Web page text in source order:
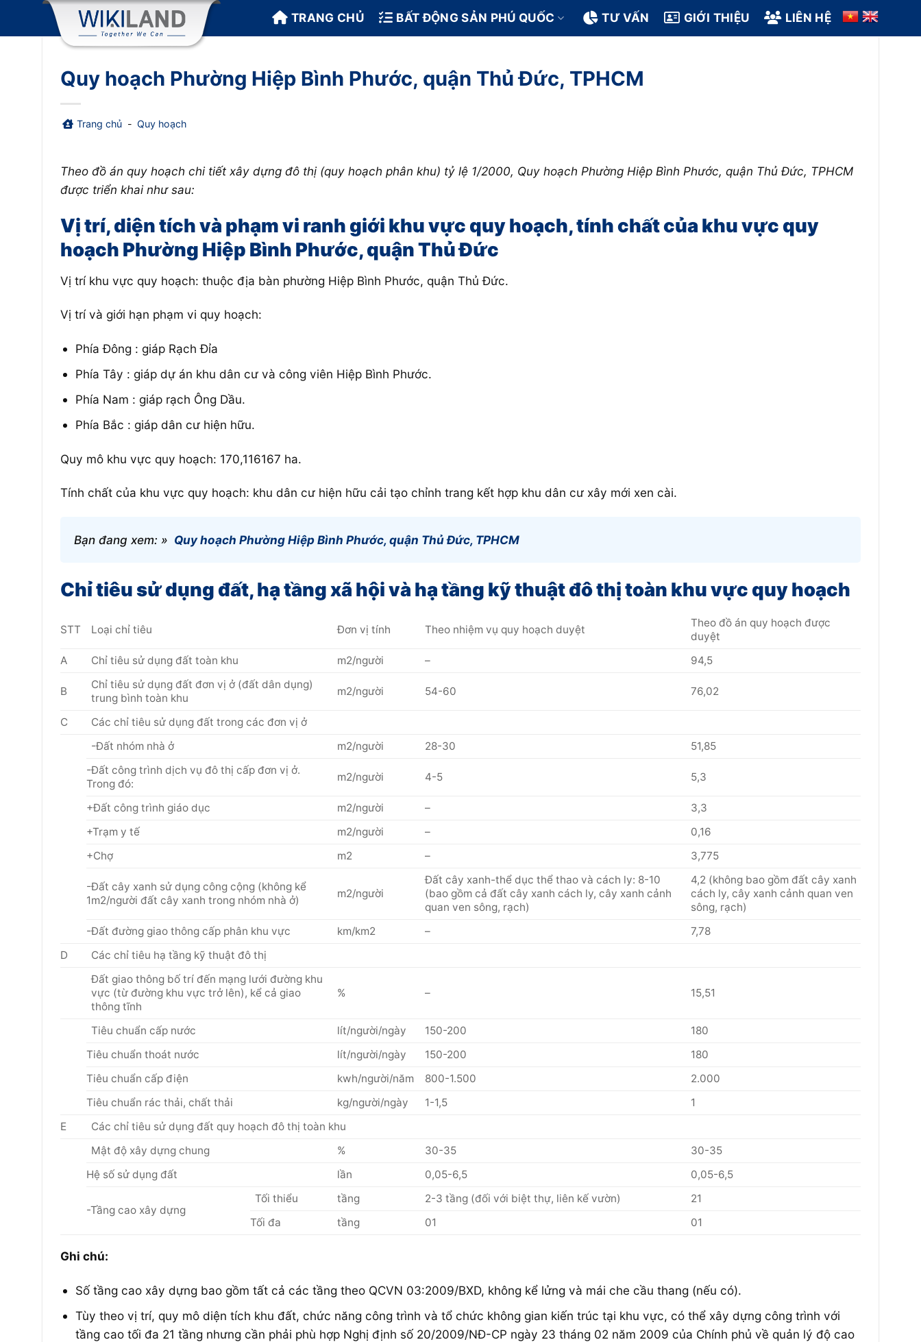
TRANG CHỦ BẤT ĐỘNG SẢN PHÚ QUỐC TƯ VẤN GIỚI THIỆU LIÊN HỆ
Quy hoạch Phường Hiệp Bình Phước, quận Thủ Đức, TPHCM
Trang chủ - Quy hoạch
Theo đồ án quy hoạch chi tiết xây dựng đô thị (quy hoạch phân khu) tỷ lệ 1/2000, Quy hoạch Phường Hiệp Bình Phước, quận Thủ Đức, TPHCM
được triển khai như sau:
Vị trí, diện tích và phạm vi ranh giới khu vực quy hoạch, tính chất của khu vực quy
hoạch Phường Hiệp Bình Phước, quận Thủ Đức
Vị trí khu vực quy hoạch: thuộc địa bàn phường Hiệp Bình Phước, quận Thủ Đức.
Vị trí và giới hạn phạm vi quy hoạch:
Phía Đông : giáp Rạch Đỉa
Phía Tây : giáp dự án khu dân cư và công viên Hiệp Bình Phước.
Phía Nam : giáp rạch Ông Dầu.
Phía Bắc : giáp dân cư hiện hữu.
Quy mô khu vực quy hoạch: 170,116167 ha.
Tính chất của khu vực quy hoạch: khu dân cư hiện hữu cải tạo chỉnh trang kết hợp khu dân cư xây mới xen cài.
Bạn đang xem: » Quy hoạch Phường Hiệp Bình Phước, quận Thủ Đức, TPHCM
Chỉ tiêu sử dụng đất, hạ tầng xã hội và hạ tầng kỹ thuật đô thị toàn khu vực quy hoạch
STT Loại chỉ tiêu Đơn vị tính Theo nhiệm vụ quy hoạch duyệt
Theo đồ án quy hoạch được
duyệt
A
Chỉ tiêu sử dụng đất toàn khu m2/người – 94,5
B
Chỉ tiêu sử dụng đất đơn vị ở (đất dân dụng)
trung bình toàn khu
m2/người 54-60 76,02
C
Các chỉ tiêu sử dụng đất trong các đơn vị ở
-Đất nhóm nhà ở
m2/người 28-30
51,85
-Đất công trình dịch vụ đô thị cấp đơn vị ở.
Trong đó:
m2/người 4-5 5,3
+Đất công trình giáo dục m2/người –
3,3
+Trạm y tế
m2/người –
0,16
+Chợ
m2 – 3,775
-Đất cây xanh sử dụng công cộng (không kể
1m2/người đất cây xanh trong nhóm nhà ở)
m2/người
Đất cây xanh-thể dục thể thao và cách ly: 8-10
(bao gồm cả đất cây xanh cách ly, cây xanh cảnh
quan ven sông, rạch)
4,2 (không bao gồm đất cây xanh
cách ly, cây xanh cảnh quan ven
sông, rạch)
-Đất đường giao thông cấp phân khu vực
km/km2 –
7,78
D
Các chỉ tiêu hạ tầng kỹ thuật đô thị
Đất giao thông bố trí đến mạng lưới đường khu
vực (từ đường khu vực trở lên), kể cả giao
thông tĩnh
% – 15,51
Tiêu chuẩn cấp nước lít/người/ngày 150-200
180
Tiêu chuẩn thoát nước
lít/người/ngày 150-200
180
Tiêu chuẩn cấp điện
kwh/người/năm 800-1.500
2.000
Tiêu chuẩn rác thải, chất thải
kg/người/ngày 1-1,5
1
E
Các chỉ tiêu sử dụng đất quy hoạch đô thị toàn khu
Mật độ xây dựng chung
% 30-35
30-35
Hệ số sử dụng đất
lần 0,05-6,5 0,05-6,5
-Tầng cao xây dựng
Tối thiểu tầng 2-3 tầng (đối với biệt thự, liên kế vườn)
21
Tối đa
tầng 01 01
Ghi chú:
Số tầng cao xây dựng bao gồm tất cả các tầng theo QCVN 03:2009/BXD, không kể lửng và mái che cầu thang (nếu có).
Tùy theo vị trí, quy mô diện tích khu đất, chức năng công trình và tổ chức không gian kiến trúc tại khu vực, có thể xây dựng công trình với
tầng cao tối đa 21 tầng nhưng cần phải phù hợp Nghị định số 20/2009/NĐ-CP ngày 23 tháng 02 năm 2009 của Chính phủ về quản lý độ cao